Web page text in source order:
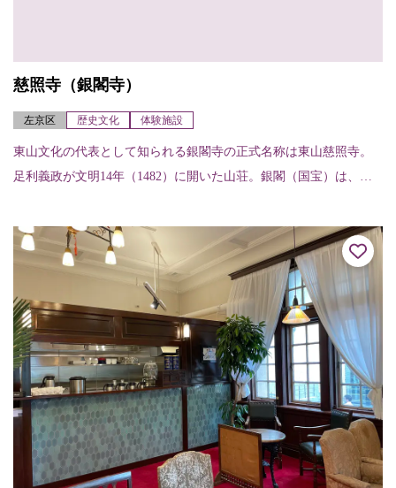
慈照寺（銀閣寺）
左京区 歴史文化 体験施設
東山文化の代表として知られる銀閣寺の正式名称は東山慈照寺。
足利義政が文明14年（1482）に開いた山荘。銀閣（国宝）は、観
庭園は国の特別...